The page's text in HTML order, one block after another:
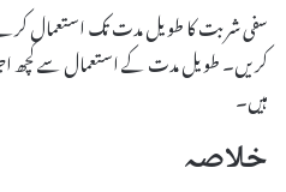
سفی شربت کا طویل مدت تک استعمال
کریں۔ طویل مدت کے استعمال سے کچھ
ہیں۔
خلاصہ